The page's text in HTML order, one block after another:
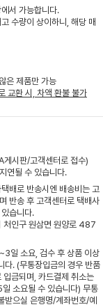
서 가능합니다.
수량이 상이하니, 해당 매
은 제품만 가능
교환 시, 차액 환불 불가
시판/고객센터로 접수)
연될 수 있습니다.
배로 반송시엔 배송비는 고
반송 후 고객센터로 택배사
습니다.
처인구 원삼면 원양로 487
일 소요, 검수 후 상품 이상
다. (무통장입금의 경우 반품
금되며, 카드결제 취소는
소요될 수 있습니다) 무통
받으실 은행명/계좌번호/예